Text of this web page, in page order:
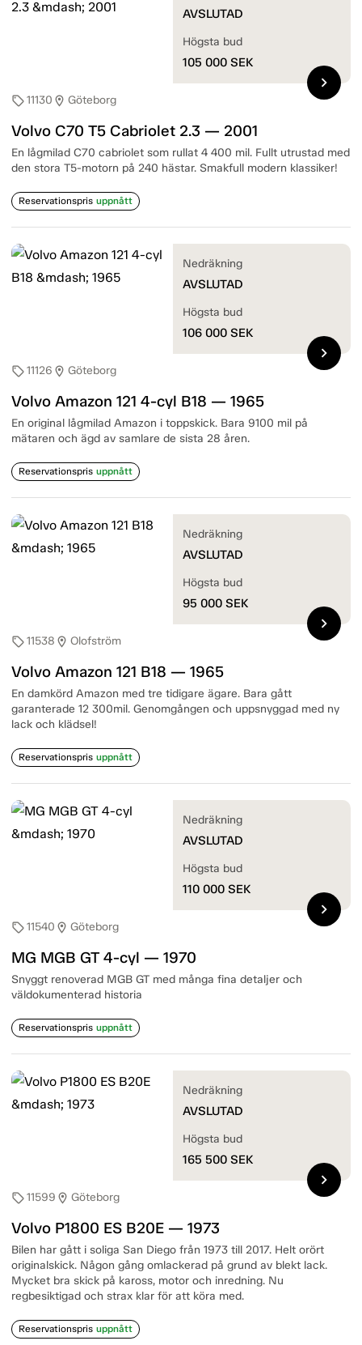
sell11130 location_on Göteborg
Volvo C70 T5 Cabriolet 2.3 — 2001
En lågmilad C70 cabriolet som rullat 4 400 mil. Fullt utrustad med
den stora T5-motorn på 240 hästar. Smakfull modern klassiker!
Reservationspris uppnått
AVSLUTAD
Högsta bud
105 000 SEK
chevron_right
sell11126 location_on Göteborg
Volvo Amazon 121 4-cyl B18 — 1965
En original lågmilad Amazon i toppskick. Bara 9100 mil på
mätaren och ägd av samlare de sista 28 åren.
Reservationspris uppnått
Nedräkning
AVSLUTAD
Högsta bud
106 000 SEK
chevron_right
sell11538 location_on Olofström
Volvo Amazon 121 B18 — 1965
En damkörd Amazon med tre tidigare ägare. Bara gått
garanterade 12 300mil. Genomgången och uppsnyggad med ny
lack och klädsel!
Reservationspris uppnått
Nedräkning
AVSLUTAD
Högsta bud
95 000 SEK
chevron_right
sell11540 location_on Göteborg
MG MGB GT 4-cyl — 1970
Snyggt renoverad MGB GT med många fina detaljer och
väldokumenterad historia
Reservationspris uppnått
Nedräkning
AVSLUTAD
Högsta bud
110 000 SEK
chevron_right
sell11599 location_on Göteborg
Volvo P1800 ES B20E — 1973
Bilen har gått i soliga San Diego från 1973 till 2017. Helt orört
originalskick. Någon gång omlackerad på grund av blekt lack.
Mycket bra skick på kaross, motor och inredning. Nu
regbesiktigad och strax klar för att köra med.
Reservationspris uppnått
Nedräkning
AVSLUTAD
Högsta bud
165 500 SEK
chevron_right